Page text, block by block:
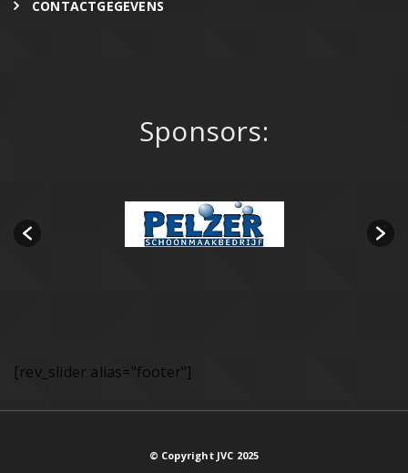
CONTACTGEGEVENS
Sponsors:
[rev_slider alias="footer"]
© Copyright JVC 2025